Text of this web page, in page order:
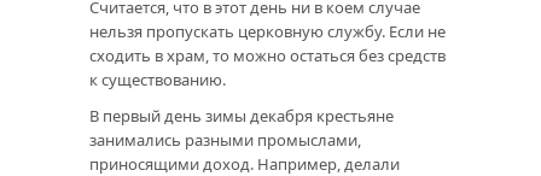
Считается, что в этот день ни в коем случае
нельзя пропускать церковную службу. Если не
сходить в храм, то можно остаться без средств
к существованию.
В первый день зимы декабря крестьяне
занимались разными промыслами,
приносящими доход. Например, делали